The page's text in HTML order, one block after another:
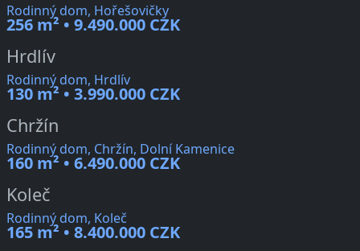
Rodinný dom, Hořešovičky
256 m² • 9.490.000 CZK
Hrdlív
Rodinný dom, Hrdlív
130 m² • 3.990.000 CZK
Chržín
Rodinný dom, Chržín, Dolní Kamenice
160 m² • 6.490.000 CZK
Koleč
Rodinný dom, Koleč
165 m² • 8.400.000 CZK